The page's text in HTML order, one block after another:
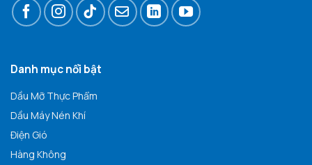
Danh mục nổi bật
Dầu Mỡ Thực Phẩm
Dầu Máy Nén Khí
Điện Gió
Hàng Không